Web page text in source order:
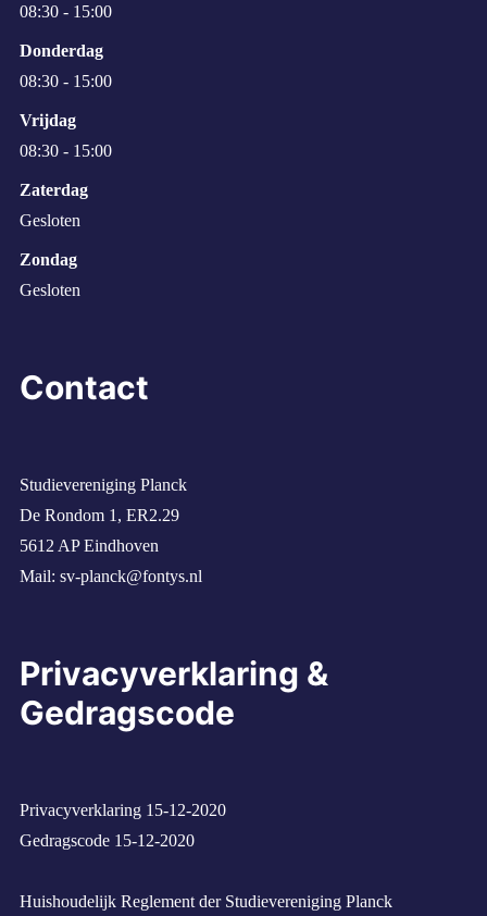
08:30 - 15:00
Donderdag
08:30 - 15:00
Vrijdag
08:30 - 15:00
Zaterdag
Gesloten
Zondag
Gesloten
Contact
Studievereniging Planck
De Rondom 1, ER2.29
5612 AP Eindhoven
Mail: sv-planck@fontys.nl
Privacyverklaring &
Gedragscode
Privacyverklaring 15-12-2020
Gedragscode 15-12-2020
Huishoudelijk Reglement der Studievereniging Planck